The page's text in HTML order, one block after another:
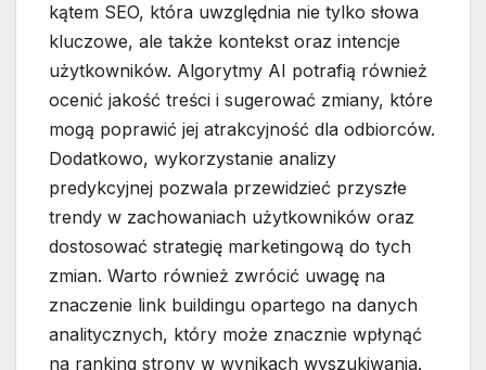
kątem SEO, która uwzględnia nie tylko słowa
kluczowe, ale także kontekst oraz intencje
użytkowników. Algorytmy AI potrafią również
ocenić jakość treści i sugerować zmiany, które
mogą poprawić jej atrakcyjność dla odbiorców.
Dodatkowo, wykorzystanie analizy
predykcyjnej pozwala przewidzieć przyszłe
trendy w zachowaniach użytkowników oraz
dostosować strategię marketingową do tych
zmian. Warto również zwrócić uwagę na
znaczenie link buildingu opartego na danych
analitycznych, który może znacznie wpłynąć
na ranking strony w wynikach wyszukiwania.